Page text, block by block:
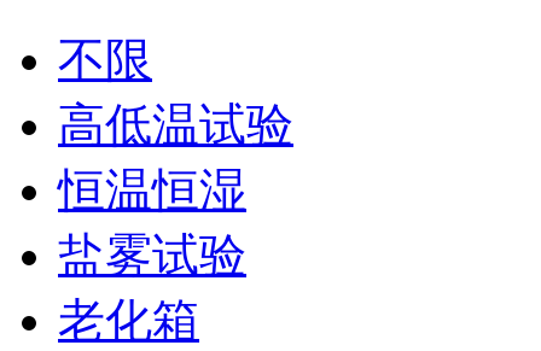
不限
高低温试验
恒温恒湿
盐雾试验
老化箱